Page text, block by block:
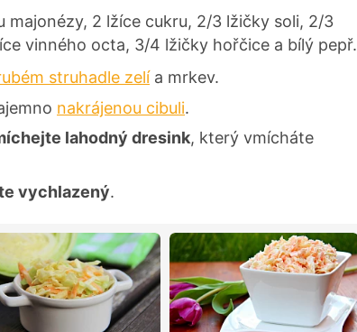
majonézy, 2 lžíce cukru, 2/3 lžičky soli, 2/3
vinného octa, 3/4 lžičky hořčice a bílý pepř.
struhadle zelía mrkev.
nakrájenou cibuli.
lahodný dresink, který vmícháte
vychlazený.